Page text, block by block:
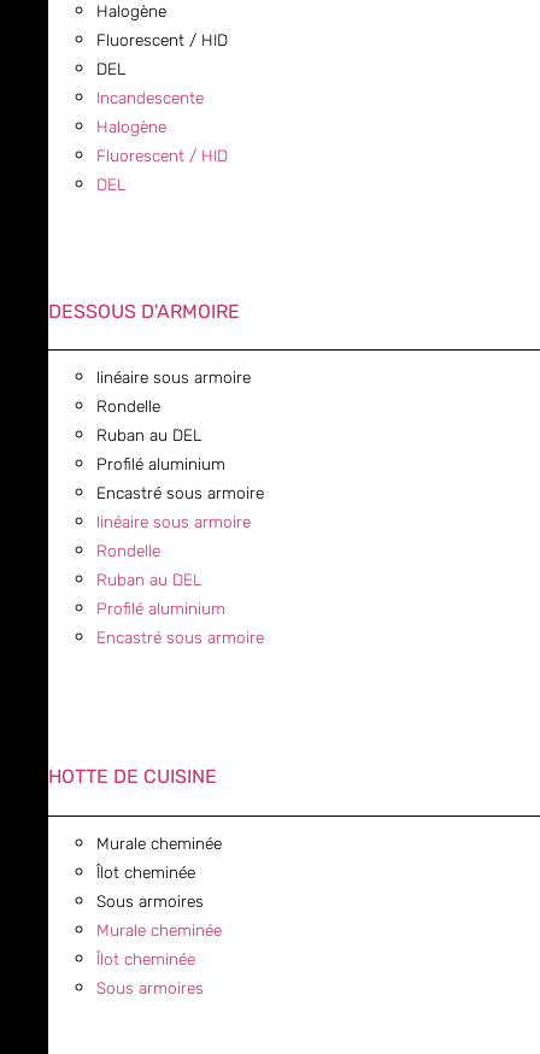
Halogène
Fluorescent / HID
DEL
Incandescente
Halogène
Fluorescent / HID
DEL
DESSOUS D'ARMOIRE
linéaire sous armoire
Rondelle
Ruban au DEL
Profilé aluminium
Encastré sous armoire
linéaire sous armoire
Rondelle
Ruban au DEL
Profilé aluminium
Encastré sous armoire
HOTTE DE CUISINE
Murale cheminée
Îlot cheminée
Sous armoires
Murale cheminée
Îlot cheminée
Sous armoires